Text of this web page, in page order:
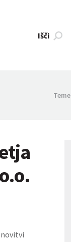
Išči
Teme